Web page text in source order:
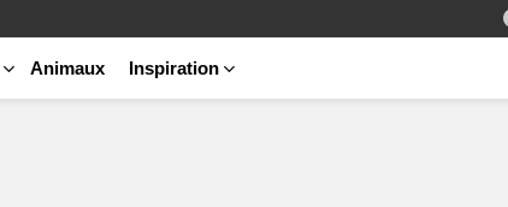
Animaux Inspiration